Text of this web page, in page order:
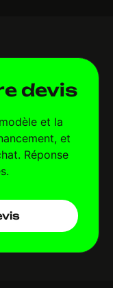
devis
et la
et
Réponse